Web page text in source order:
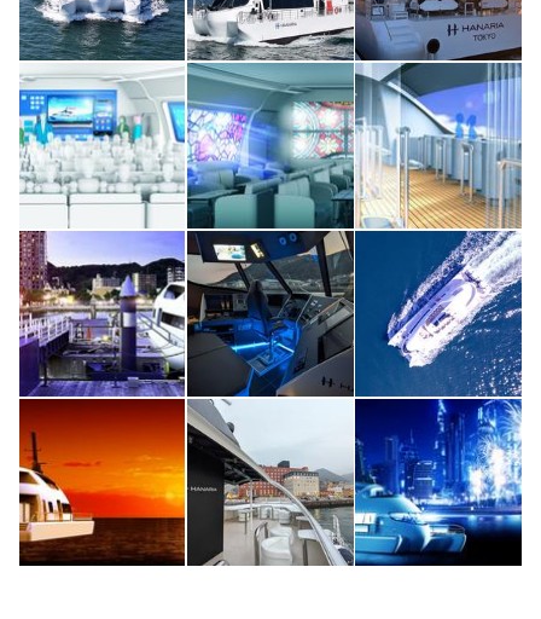
テクノロジー
このメディアについて
運営会社
利用規約
プライバシーポリシー
ライター名簿
お問い合せ
広告掲載について